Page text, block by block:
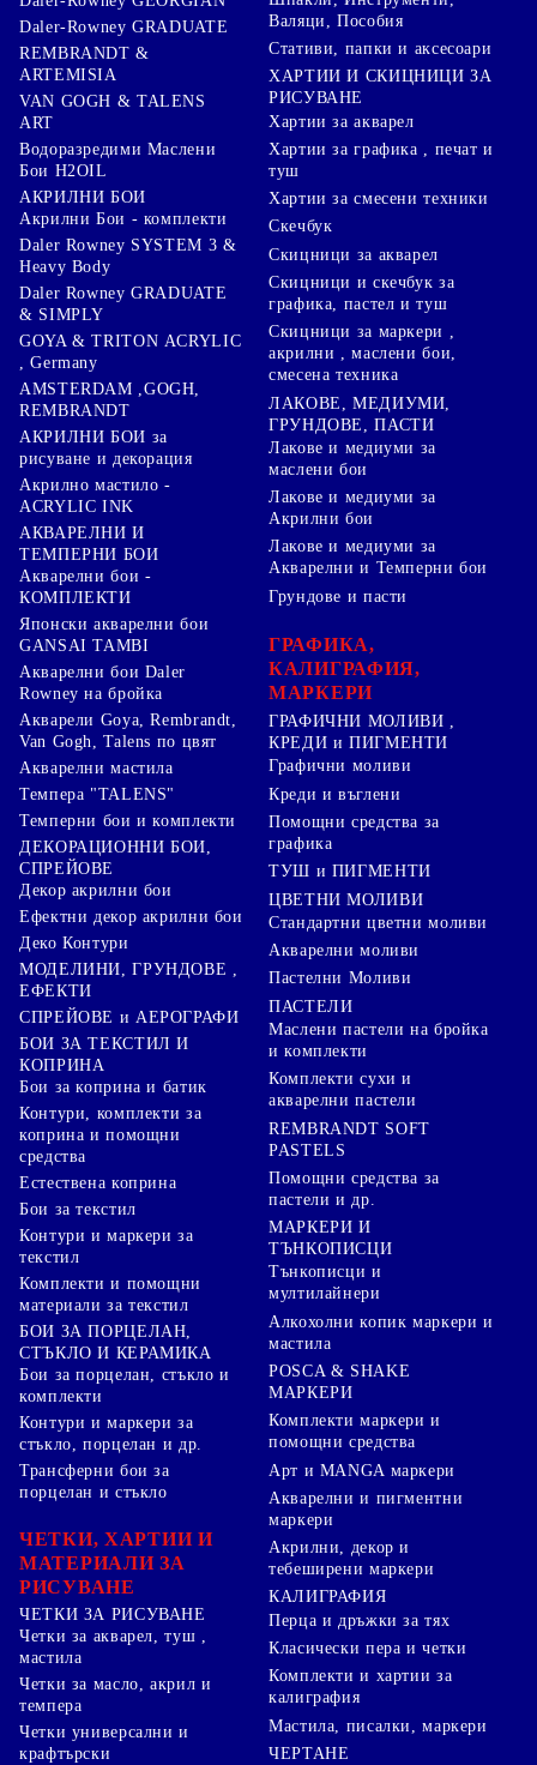
Daler-Rowney GRADUATE
REMBRANDT &
ARTEMISIA
VAN GOGH & TALENS
ART
Водоразредими Маслени
Бои H2OIL
АКРИЛНИ БОИ
Акрилни Бои - комплекти
Daler Rowney SYSTEM 3 &
Heavy Body
Daler Rowney GRADUATE
& SIMPLY
GOYA & TRITON АCRYLIC
, Germany
AMSTERDAM ,GOGH,
REMBRANDT
АКРИЛНИ БОИ за
рисуване и декорация
Акрилно мастило -
ACRYLIC INK
АКВАРЕЛНИ И
ТЕМПЕРНИ БОИ
Акварелни бои -
КОМПЛЕКТИ
Японски акварелни бои
GANSAI TAMBI
Акварелни бои Daler
Rowney на бройка
Акварели Goya, Rembrandt,
Van Gogh, Talens по цвят
Акварелни мастила
Темпера "TALENS"
Темперни бои и комплекти
ДЕКОРАЦИОННИ БОИ,
СПРЕЙОВЕ
Декор акрилни бои
Ефектни декор акрилни бои
Деко Контури
МОДЕЛИНИ, ГРУНДОВЕ ,
ЕФЕКТИ
СПРЕЙОВЕ и АЕРОГРАФИ
БОИ ЗА ТЕКСТИЛ И
КОПРИНА
Бои за коприна и батик
Контури, комплекти за
коприна и помощни
средства
Естествена коприна
Бои за текстил
Контури и маркери за
текстил
Комплекти и помощни
материали за текстил
БОИ ЗА ПОРЦЕЛАН,
СТЪКЛО И КЕРАМИКА
Бои за порцелан, стъкло и
комплекти
Контури и маркери за
стъкло, порцелан и др.
Трансферни бои за
порцелан и стъкло
ЧЕТКИ, ХАРТИИ И
МАТЕРИАЛИ ЗА
РИСУВАНЕ
ЧЕТКИ ЗА РИСУВАНЕ
Четки за акварел, туш ,
мастила
Четки за масло, акрил и
темпера
Четки универсални и
крафтърски
Валяци, Пособия
Стативи, папки и аксесоари
ХАРТИИ И СКИЦНИЦИ ЗА
РИСУВАНЕ
Хартии за акварел
Хартии за графика , печат и
туш
Хартии за смесени техники
Скечбук
Скицници за акварел
Скицници и скечбук за
графика, пастел и туш
Скицници за маркери ,
акрилни , маслени бои,
смесена техника
ЛАКОВЕ, МЕДИУМИ,
ГРУНДОВЕ, ПАСТИ
Лакове и медиуми за
маслени бои
Лакове и медиуми за
Акрилни бои
Лакове и медиуми за
Акварелни и Темперни бои
Грундове и пасти
ГРАФИКА,
КАЛИГРАФИЯ,
МАРКЕРИ
ГРАФИЧНИ МОЛИВИ ,
КРЕДИ и ПИГМЕНТИ
Графични моливи
Креди и въглени
Помощни средства за
графика
ТУШ и ПИГМЕНТИ
ЦВЕТНИ МОЛИВИ
Стандартни цветни моливи
Акварелни моливи
Пастелни Моливи
ПАСТЕЛИ
Маслени пастели на бройка
и комплекти
Комплекти сухи и
акварелни пастели
REMBRANDT SOFT
PASTELS
Помощни средства за
пастели и др.
МАРКЕРИ И
ТЪНКОПИСЦИ
Тънкописци и
мултилайнери
Алкохолни копик маркери и
мастила
POSCA & SHAKE
МАРКЕРИ
Комплекти маркери и
помощни средства
Арт и MANGA маркери
Акварелни и пигментни
маркери
Акрилни, декор и
тебеширени маркери
КАЛИГРАФИЯ
Перца и дръжки за тях
Класически пера и четки
Комплекти и хартии за
калиграфия
Мастила, писалки, маркери
ЧЕРТАНЕ